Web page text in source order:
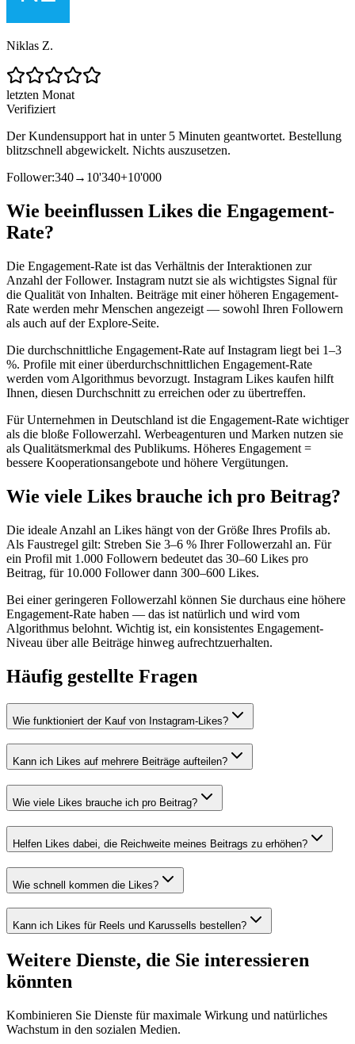
Niklas Z.
letzten Monat
Verifiziert
Der Kundensupport hat in unter 5 Minuten geantwortet. Bestellung
blitzschnell abgewickelt. Nichts auszusetzen.
Follower:340→ 10'340+10'000
Wie beeinflussen Likes die Engagement-
Rate?
Die Engagement-Rate ist das Verhältnis der Interaktionen zur
Anzahl der Follower. Instagram nutzt sie als wichtigstes Signal für
die Qualität von Inhalten. Beiträge mit einer höheren Engagement-
Rate werden mehr Menschen angezeigt — sowohl Ihren Followern
als auch auf der Explore-Seite.
Die durchschnittliche Engagement-Rate auf Instagram liegt bei 1–3
%. Profile mit einer überdurchschnittlichen Engagement-Rate
werden vom Algorithmus bevorzugt. Instagram Likes kaufen hilft
Ihnen, diesen Durchschnitt zu erreichen oder zu übertreffen.
Für Unternehmen in Deutschland ist die Engagement-Rate wichtiger
als die bloße Followerzahl. Werbeagenturen und Marken nutzen sie
als Qualitätsmerkmal des Publikums. Höheres Engagement =
bessere Kooperationsangebote und höhere Vergütungen.
Wie viele Likes brauche ich pro Beitrag?
Die ideale Anzahl an Likes hängt von der Größe Ihres Profils ab.
Als Faustregel gilt: Streben Sie 3–6 % Ihrer Followerzahl an. Für
ein Profil mit 1.000 Followern bedeutet das 30–60 Likes pro
Beitrag, für 10.000 Follower dann 300–600 Likes.
Bei einer geringeren Followerzahl können Sie durchaus eine höhere
Engagement-Rate haben — das ist natürlich und wird vom
Algorithmus belohnt. Wichtig ist, ein konsistentes Engagement-
Niveau über alle Beiträge hinweg aufrechtzuerhalten.
Häufig gestellte Fragen
Wie funktioniert der Kauf von Instagram-Likes?
Kann ich Likes auf mehrere Beiträge aufteilen?
Wie viele Likes brauche ich pro Beitrag?
Helfen Likes dabei, die Reichweite meines Beitrags zu erhöhen?
Wie schnell kommen die Likes?
Kann ich Likes für Reels und Karussells bestellen?
Weitere Dienste, die Sie interessieren
könnten
Kombinieren Sie Dienste für maximale Wirkung und natürliches
Wachstum in den sozialen Medien.